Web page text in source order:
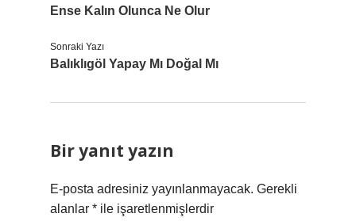
Ense Kalın Olunca Ne Olur
Sonraki Yazı
Balıklıgöl Yapay Mı Doğal Mı
Bir yanıt yazın
E-posta adresiniz yayınlanmayacak. Gerekli
alanlar * ile işaretlenmişlerdir